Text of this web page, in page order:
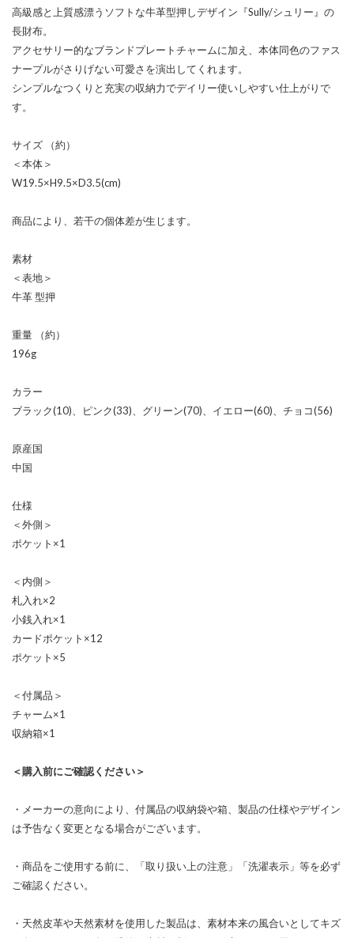
高級感と上質感漂うソフトな牛革型押しデザイン『Sully/シュリー』の
長財布。
アクセサリー的なブランドプレートチャームに加え、本体同色のファス
ナープルがさりげない可愛さを演出してくれます。
シンプルなつくりと充実の収納力でデイリー使いしやすい仕上がりで
す。
サイズ （約）
＜本体＞
W19.5×H9.5×D3.5(cm)
商品により、若干の個体差が生じます。
素材
＜表地＞
牛革 型押
重量 （約）
196g
カラー
ブラック(10)、ピンク(33)、グリーン(70)、イエロー(60)、チョコ(56)
原産国
中国
仕様
＜外側＞
ポケット×1
＜内側＞
札入れ×2
小銭入れ×1
カードポケット×12
ポケット×5
＜付属品＞
チャーム×1
収納箱×1
＜購入前にご確認ください＞
・メーカーの意向により、付属品の収納袋や箱、製品の仕様やデザイン
は予告なく変更となる場合がございます。
・商品をご使用する前に、「取り扱い上の注意」「洗濯表示」等を必ず
ご確認ください。
・天然皮革や天然素材を使用した製品は、素材本来の風合いとしてキズ